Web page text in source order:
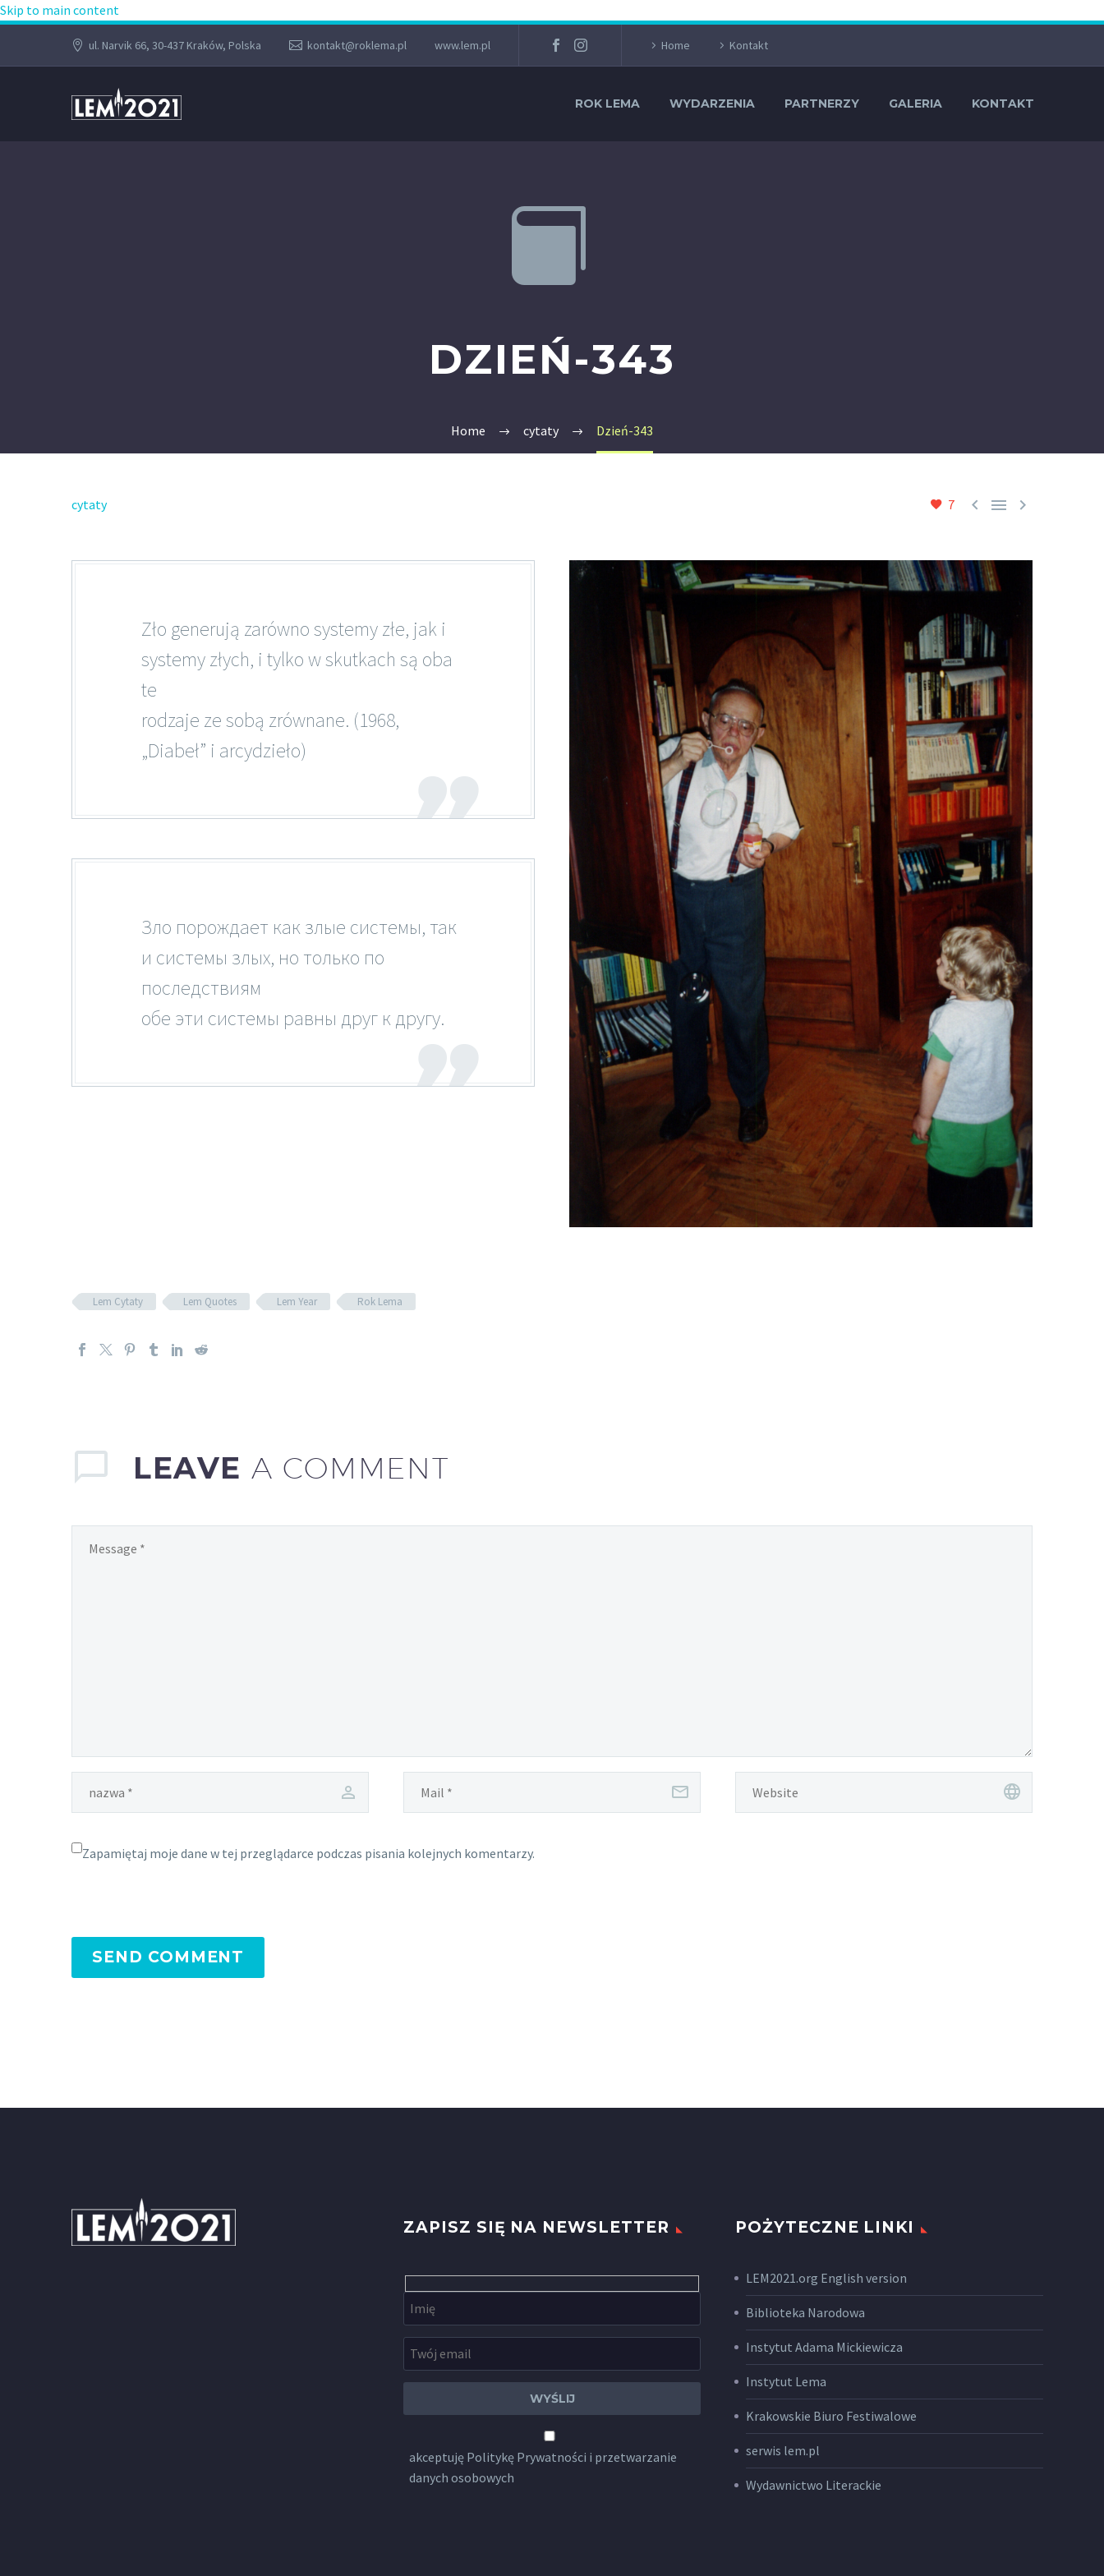
Skip to main content
ul. Narvik 66, 30-437 Kraków, Polska kontakt@roklema.pl www.lem.pl Home Kontakt
ROK LEMA WYDARZENIA PARTNERZY GALERIA KONTAKT


DZIEŃ-343
Home cytaty Dzień-343
7   
cytaty
Zło generują zarówno systemy złe, jak i
systemy złych, i tylko w skutkach są oba
te
rodzaje ze sobą zrównane. (1968,
„Diabeł” i arcydzieło)
Зло порождает как злые системы, так
и системы злых, но только по
последствиям
обе эти системы равны друг к другу.
Lem Cytaty Lem Quotes Lem Year Rok Lema
LEAVE A COMMENT
Zapamiętaj moje dane w tej przeglądarce podczas pisania kolejnych komentarzy.
SEND COMMENT
ZAPISZ SIĘ NA NEWSLETTER
akceptuję Politykę Prywatności i przetwarzanie
danych osobowych
POŻYTECZNE LINKI
LEM2021.org English version
Biblioteka Narodowa
Instytut Adama Mickiewicza
Instytut Lema
Krakowskie Biuro Festiwalowe
serwis lem.pl
Wydawnictwo Literackie